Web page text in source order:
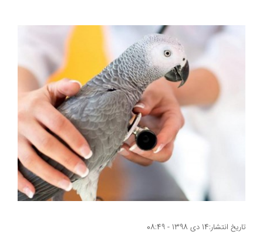
تاریخ انتشار:14 دی 1398 - 08:49